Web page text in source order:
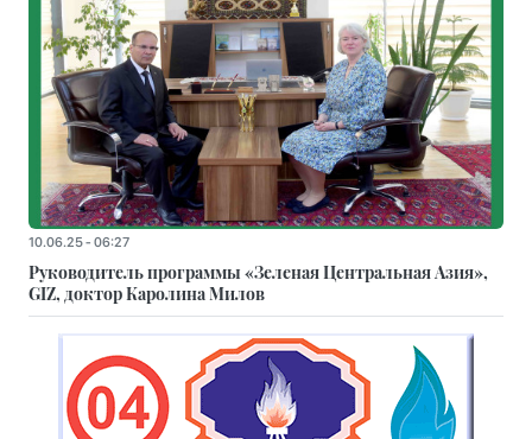
10.06.25 - 06:27
Руководитель программы «Зеленая Центральная Азия»,
GIZ, доктор Каролина Милов